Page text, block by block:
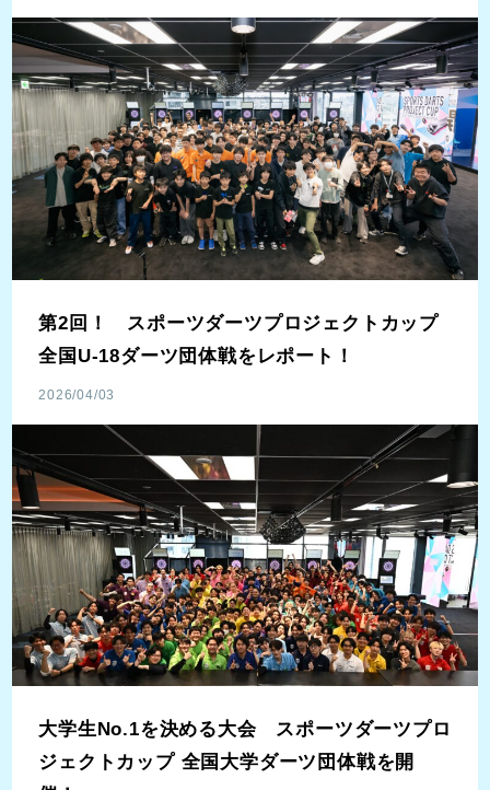
第2回！ スポーツダーツプロジェクトカップ
全国U-18ダーツ団体戦をレポート！
2026/04/03
大学生No.1を決める大会 スポーツダーツプロ
ジェクトカップ 全国大学ダーツ団体戦を開